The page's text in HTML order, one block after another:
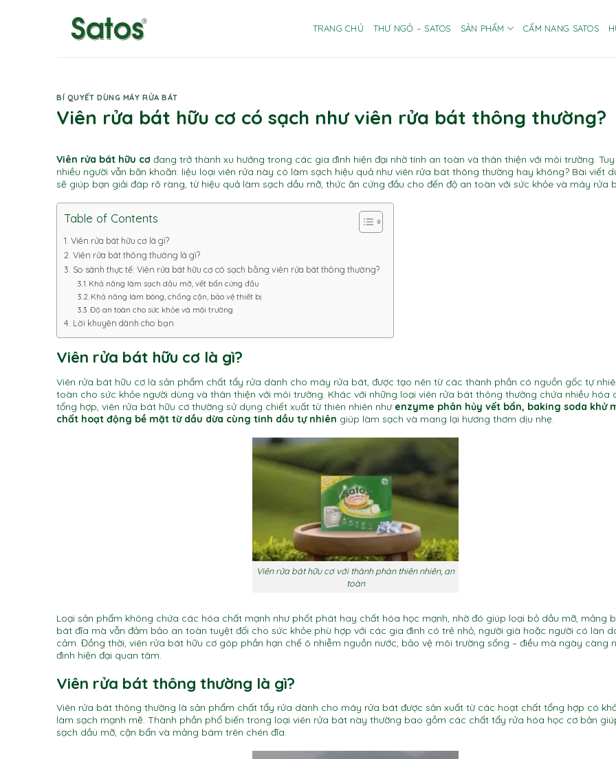
TRANG CHỦ THƯ NGỎ – SATOS SẢN PHẨM CẨM NANG SATOS
BÍ QUYẾT DÙNG MÁY RỬA BÁT
Viên rửa bát hữu cơ có sạch như viên rửa bát thông thường?
Viên rửa bát hữu cơ đang trở thành xu hướng trong các gia đình hiện đại nhờ tính an toàn và thân thiện với môi trường. Tuy
nhiều người vẫn băn khoăn: liệu loại viên rửa này có làm sạch hiệu quả như viên rửa bát thông thường hay không? Bài viết
sẽ giúp bạn giải đáp rõ ràng, từ hiệu quả làm sạch dầu mỡ, thức ăn cứng đầu cho đến độ an toàn với sức khỏe và máy rửa
Table of Contents
Viên rửa bát hữu cơ là gì?
Viên rửa bát thông thường là gì?
So sánh thực tế: Viên rửa bát hữu cơ có sạch bằng viên rửa bát thông thường?
Khả năng làm sạch dầu mỡ, vết bẩn cứng đầu
Khả năng làm bóng, chống cặn, bảo vệ thiết bị
Độ an toàn cho sức khỏe và môi trường
Lời khuyên dành cho bạn
Viên rửa bát hữu cơ là gì?
Viên rửa bát hữu cơ là sản phẩm chất tẩy rửa dành cho máy rửa bát, được tạo nên từ các thành phần có nguồn gốc tự
toàn cho sức khỏe người dùng và thân thiện với môi trường. Khác với những loại viên rửa bát thông thường chứa nhiều hóa
tổng hợp, viên rửa bát hữu cơ thường sử dụng chiết xuất từ thiên nhiên như enzyme phân hủy vết bẩn, baking soda khử
chất hoạt động bề mặt từ dầu dừa cùng tinh dầu tự nhiên giúp làm sạch và mang lại hương thơm dịu nhẹ.
Viên rửa bát hữu cơ với thành phàn thiên nhiên, an
toàn
Loại sản phẩm không chứa các hóa chất mạnh như phốt phát hay chất hóa học mạnh, nhờ đó giúp loại bỏ dầu mỡ, mảng
bát đĩa mà vẫn đảm bảo an toàn tuyệt đối cho sức khỏe phù hợp với các gia đình có trẻ nhỏ, người già hoặc người có làn
cảm. Đồng thời, viên rửa bát hữu cơ góp phần hạn chế ô nhiễm nguồn nước, bảo vệ môi trường sống – điều mà ngày càng
đình hiện đại quan tâm.
Viên rửa bát thông thường là gì?
Viên rửa bát thông thường là sản phẩm chất tẩy rửa dành cho máy rửa bát được sản xuất từ các hoạt chất tổng hợp có
làm sạch mạnh mẽ. Thành phần phổ biến trong loại viên rửa bát này thường bao gồm các chất tẩy rửa hóa học cơ bản
sạch dầu mỡ, cặn bẩn và mảng bám trên chén đĩa.